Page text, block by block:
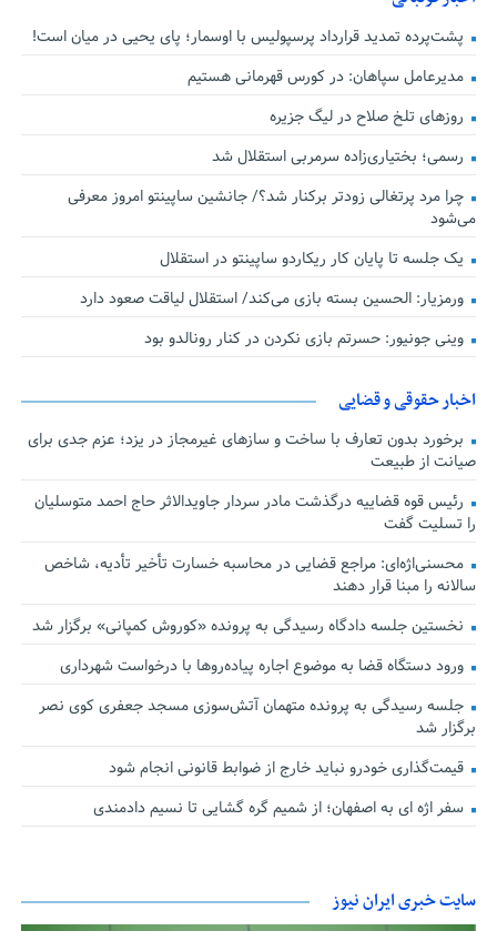
پشت‌پرده تمدید قرارداد پرسپولیس با اوسمار؛ پای یحیی در میان است!
مدیرعامل سپاهان: در کورس قهرمانی هستیم
روزهای تلخ صلاح در لیگ جزیره
رسمی؛ بختیاری‌زاده سرمربی استقلال شد
چرا مرد پرتغالی زودتر برکنار شد؟/ جانشین ساپینتو امروز معرفی
می‌شود
یک جلسه تا پایان کار ریکاردو ساپینتو در استقلال
ورمزیار: الحسین بسته بازی می‌کند/ استقلال لیاقت صعود دارد
وینی جونیور: حسرتم بازی نکردن در کنار رونالدو بود
اخبار حقوقی و قضایی
برخورد بدون تعارف با ساخت‌ و سازهای غیرمجاز در یزد؛ عزم جدی برای
صیانت از طبیعت
رئیس قوه قضاییه درگذشت مادر سردار جاویدالاثر حاج احمد متوسلیان
را تسلیت گفت
محسنی‌اژه‌ای: مراجع قضایی در محاسبه خسارت تأخیر تأدیه، شاخص
سالانه را مبنا قرار دهند
نخستین جلسه دادگاه رسیدگی به پرونده «کوروش کمپانی» برگزار شد
ورود دستگاه قضا به موضوع اجاره پیاده‌روها با درخواست شهرداری
جلسه رسیدگی به پرونده متهمان آتش‌سوزی مسجد جعفری کوی نصر
برگزار شد
قیمت‌گذاری خودرو نباید خارج از ضوابط قانونی انجام شود
سفر اژه ای به اصفهان؛ از شمیم گره گشایی تا نسیم دادمندی
سایت خبری ایران نیوز